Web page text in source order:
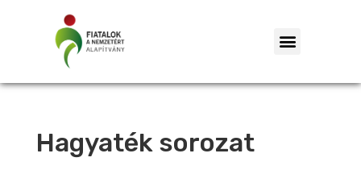
Hagyaték sorozat